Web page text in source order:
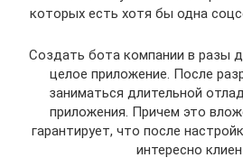
которых есть хотя бы одна
Создать бота компании в разы
целое приложение. После
заниматься длительной
приложения. Причем это
гарантирует, что после
интересно